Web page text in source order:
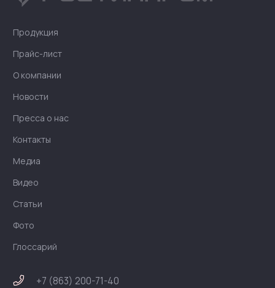
Продукция
Прайс-лист
О компании
Новости
Пресса о нас
Контакты
Медиа
Видео
Статьи
Фото
Глоссарий
+7 (863) 200-71-40